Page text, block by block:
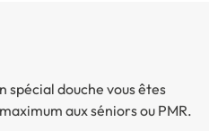
spécial douche vous êtes
aux séniors ou PMR.